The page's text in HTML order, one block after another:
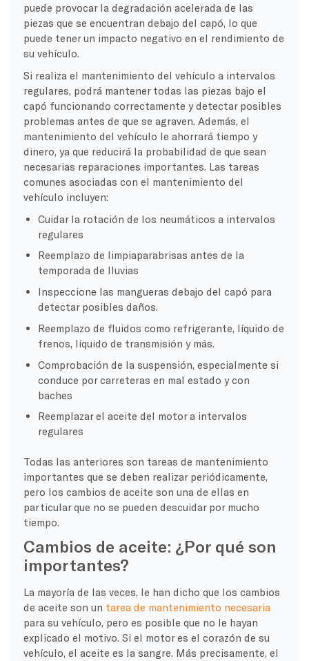
puede provocar la degradación acelerada de las
piezas que se encuentran debajo del capó, lo que
puede tener un impacto negativo en el rendimiento de
su vehículo.
Si realiza el mantenimiento del vehículo a intervalos
regulares, podrá mantener todas las piezas bajo el
capó funcionando correctamente y detectar posibles
problemas antes de que se agraven. Además, el
mantenimiento del vehículo le ahorrará tiempo y
dinero, ya que reducirá la probabilidad de que sean
necesarias reparaciones importantes. Las tareas
comunes asociadas con el mantenimiento del
vehículo incluyen:
Cuidar la rotación de los neumáticos a intervalos
regulares
Reemplazo de limpiaparabrisas antes de la
temporada de lluvias
Inspeccione las mangueras debajo del capó para
detectar posibles daños.
Reemplazo de fluidos como refrigerante, líquido de
frenos, líquido de transmisión y más.
Comprobación de la suspensión, especialmente si
conduce por carreteras en mal estado y con
baches
Reemplazar el aceite del motor a intervalos
regulares
Todas las anteriores son tareas de mantenimiento
importantes que se deben realizar periódicamente,
pero los cambios de aceite son una de ellas en
particular que no se pueden descuidar por mucho
tiempo.
Cambios de aceite: ¿Por qué son
importantes?
La mayoría de las veces, le han dicho que los cambios
de aceite son un tarea de mantenimiento necesaria
para su vehículo, pero es posible que no le hayan
explicado el motivo. Si el motor es el corazón de su
vehículo, el aceite es la sangre. Más precisamente, el